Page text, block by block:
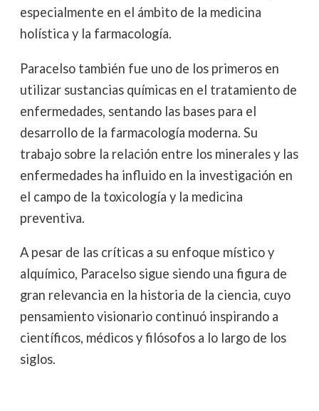
especialmente en el ámbito de la medicina
holística y la farmacología.
Paracelso también fue uno de los primeros en
utilizar sustancias químicas en el tratamiento de
enfermedades, sentando las bases para el
desarrollo de la farmacología moderna. Su
trabajo sobre la relación entre los minerales y las
enfermedades ha influido en la investigación en
el campo de la toxicología y la medicina
preventiva.
A pesar de las críticas a su enfoque místico y
alquímico, Paracelso sigue siendo una figura de
gran relevancia en la historia de la ciencia, cuyo
pensamiento visionario continuó inspirando a
científicos, médicos y filósofos a lo largo de los
siglos.